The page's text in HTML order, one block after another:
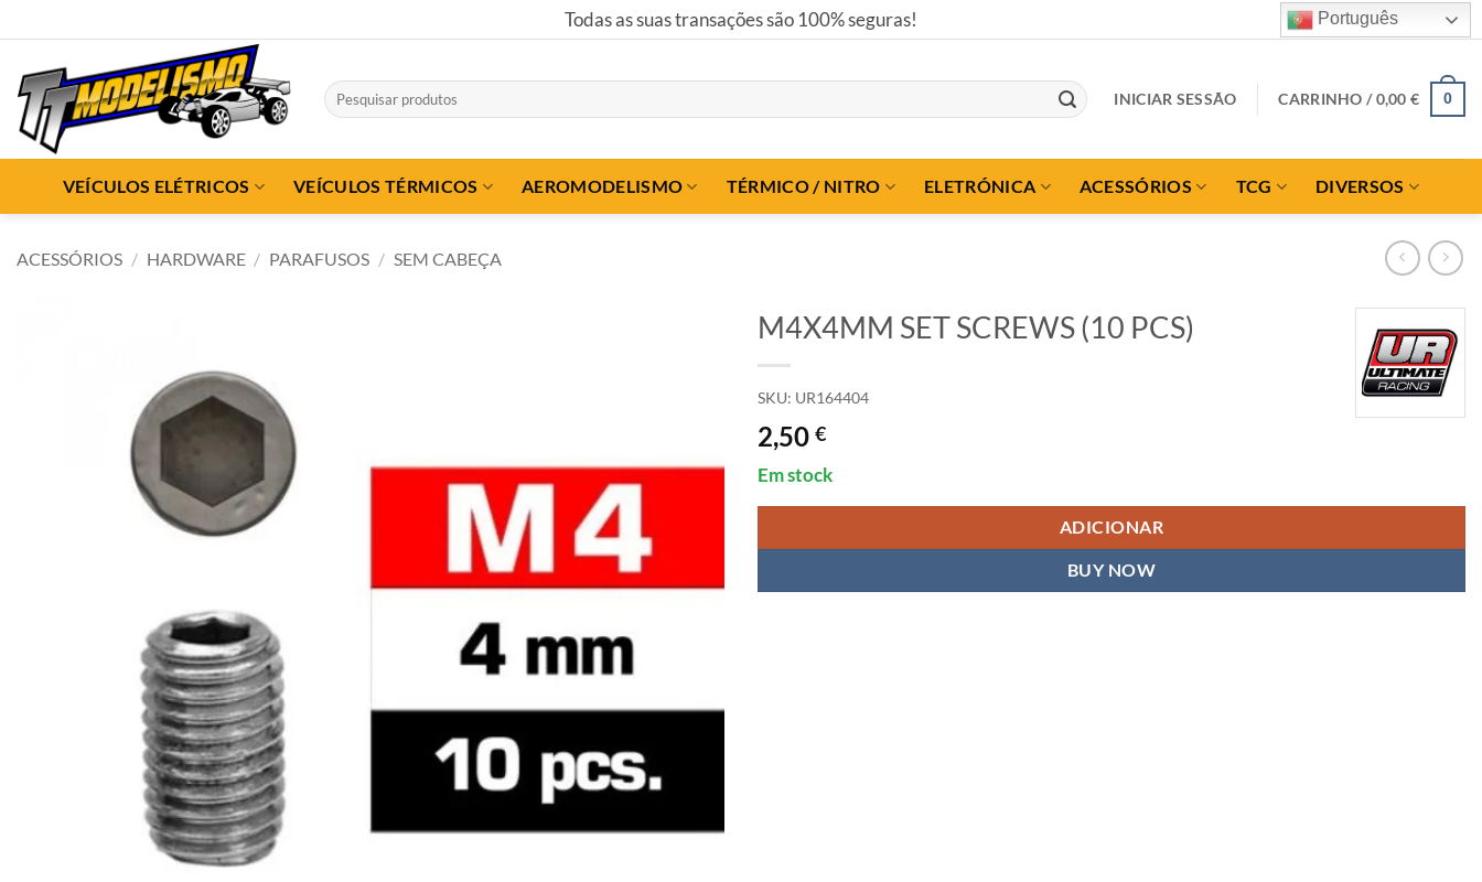
to
content
Todas as suas transações são 100% seguras! Português
Pesquisar
por:
INICIAR SESSÃO CARRINHO /0,00€ 0
VEÍCULOS ELÉTRICOS VEÍCULOS TÉRMICOS AEROMODELISMO TÉRMICO / NITRO ELETRÓNICA ACESSÓRIOS TCG DIVERSOS
ACESSÓRIOS / HARDWARE / PARAFUSOS / SEM CABEÇA
M4X4MM SET SCREWS (10 PCS)
SKU: UR164404
2,50 €
Em stock
ADICIONAR
BUY NOW